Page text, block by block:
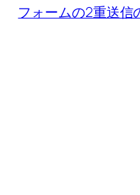
フォームの2重送信